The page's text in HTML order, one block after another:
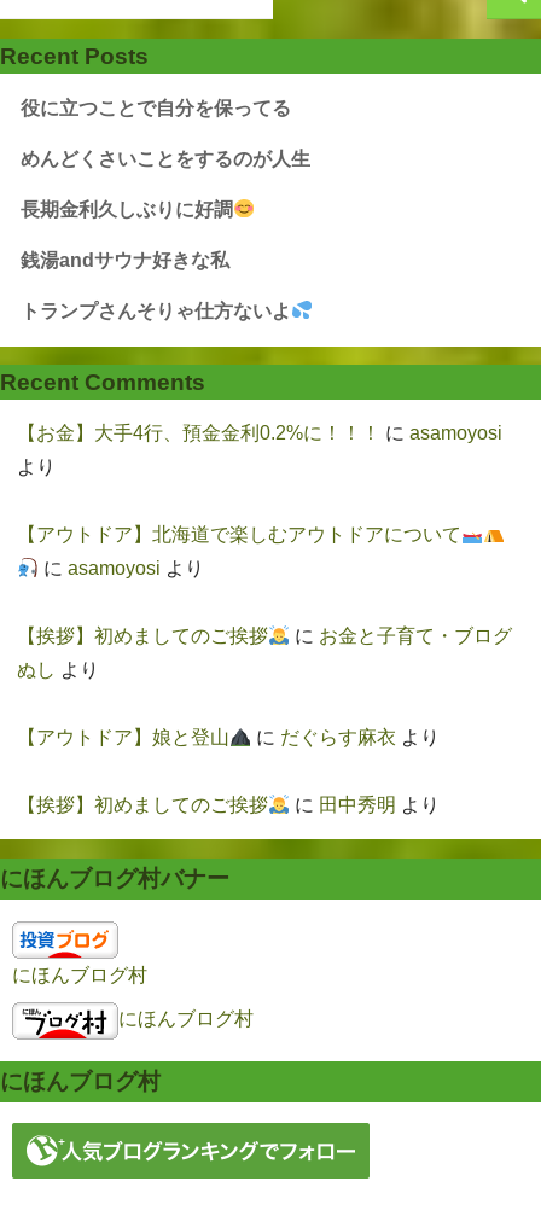
Recent Posts
役に立つことで自分を保ってる
めんどくさいことをするのが人生
長期金利久しぶりに好調
銭湯andサウナ好きな私
トランプさんそりゃ仕方ないよ
Recent Comments
【お金】大手4行、預金金利0.2%に！！！ に asamoyosi
より
【アウトドア】北海道で楽しむアウトドアについて
に asamoyosi より
【挨拶】初めましてのご挨拶 に お金と子育て・ブログ
ぬし より
【アウトドア】娘と登山 に だぐらす麻衣 より
【挨拶】初めましてのご挨拶 に 田中秀明 より
にほんブログ村バナー
にほんブログ村
にほんブログ村
にほんブログ村